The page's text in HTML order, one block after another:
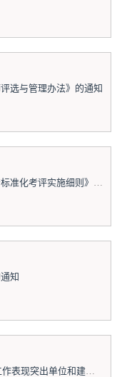
选与管理办法》的通知
实施细则》有效期的通知
知
单位和建筑业企业的通报